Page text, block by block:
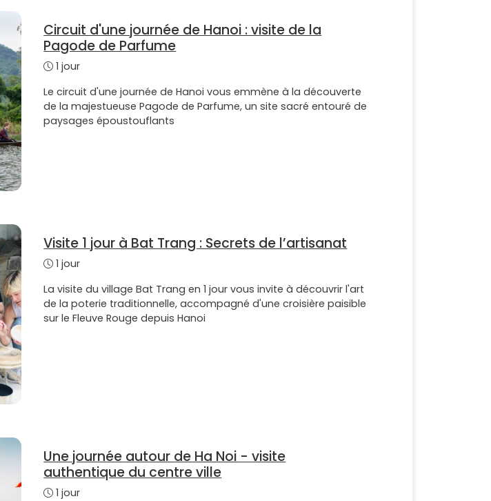
Circuit d'une journée de Hanoi : visite de la
Pagode de Parfume
1 jour
Le circuit d'une journée de Hanoi vous emmène à la découverte
de la majestueuse Pagode de Parfume, un site sacré entouré de
paysages époustouflants
Visite 1 jour à Bat Trang : Secrets de l’artisanat
1 jour
La visite du village Bat Trang en 1 jour vous invite à découvrir l'art
de la poterie traditionnelle, accompagné d'une croisière paisible
sur le Fleuve Rouge depuis Hanoi
Une journée autour de Ha Noi - visite
authentique du centre ville
1 jour